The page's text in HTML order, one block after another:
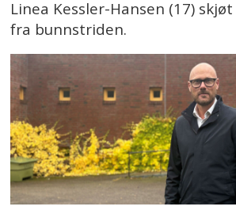
Linea Kessler-Hansen (17)
fra bunnstriden.